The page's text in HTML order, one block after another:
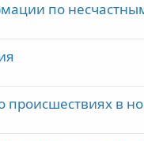
по
происшествиях в